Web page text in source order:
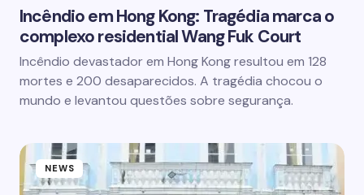
Incêndio em Hong Kong: Tragédia marca o
complexo residential Wang Fuk Court
Incêndio devastador em Hong Kong resultou em 128
mortes e 200 desaparecidos. A tragédia chocou o
mundo e levantou questões sobre segurança.
NEWS